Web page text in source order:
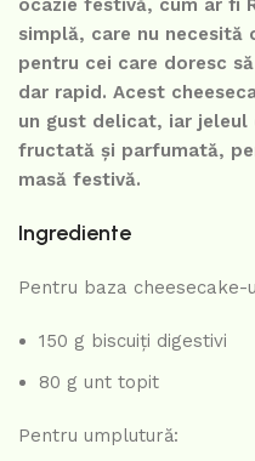
ocazie festivă, cum ar fi
simplă, care nu
pentru cei care doresc
dar rapid. Acest
un gust delicat, iar jeleul
fructată și parfumată,
masă festivă.
Ingrediente
Pentru baza cheesecake-
150 g biscuiți digestivi
80 g unt topit
Pentru umplutură: